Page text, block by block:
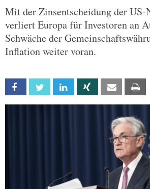
Mit der Zinsentscheidung der US-
verliert Europa für Investoren an
Schwäche der
Inflation weiter voran.
Facebook Twitter Linkedin Xing Email